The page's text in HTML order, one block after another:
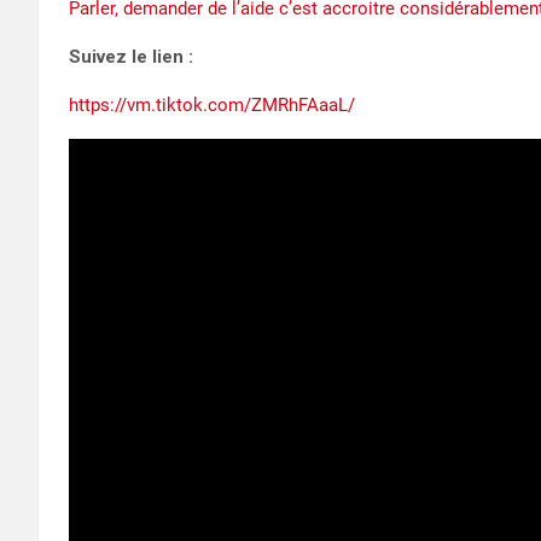
Parler, demander de l’aide c’est accroitre
Suivez le lien :
https://vm.tiktok.com/ZMRhFAaaL/